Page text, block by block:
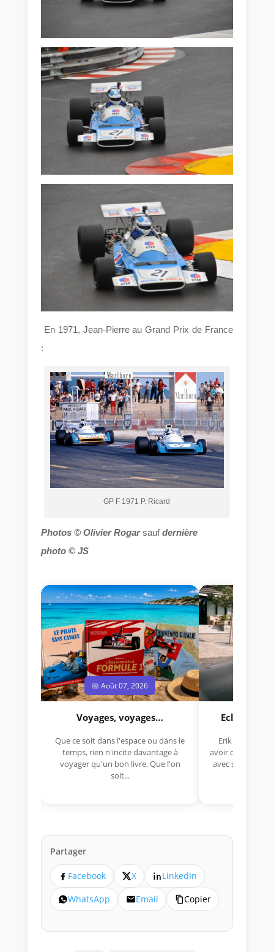
En 1971, Jean-Pierre au Grand Prix de France
:
GP F 1971 P. Ricard
Photos © Olivier Rogarsaufdernière
photo © JS
📅 Août 07, 2026
Voyages, voyages…
Que ce soit dans l'espace ou dans le
temps, rien n'incite davantage à
voyager qu'un bon livre. Que l'on
soit...
Eclectica
Erik Comas,
avoir déjà
avec sa Lancia
Partager
Facebook X
LinkedIn
WhatsApp
Email Copier